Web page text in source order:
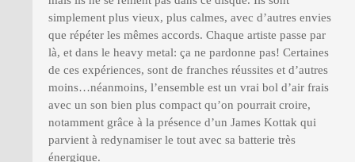
simplement plus vieux, plus calmes, avec d’autres envies
que répéter les mêmes accords. Chaque artiste passe par
là, et dans le heavy metal: ça ne pardonne pas! Certaines
de ces expériences, sont de franches réussites et d’autres
moins…néanmoins, l’ensemble est un vrai bol d’air frais
avec un son bien plus compact qu’on pourrait croire,
notamment grâce à la présence d’un James Kottak qui
parvient à redynamiser le tout avec sa batterie très
énergique.